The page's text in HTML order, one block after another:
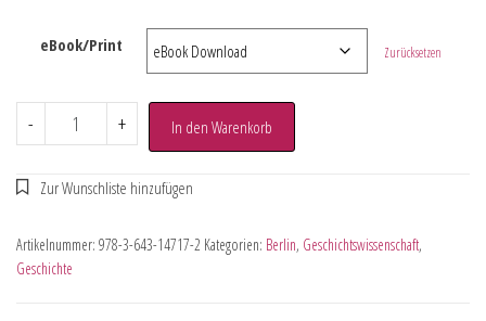
eBook/Print Zurücksetzen
- + In den Warenkorb
Artikelnummer: 978-3-643-14717-2 Kategorien: Berlin, Geschichtswissenschaft,
Geschichte